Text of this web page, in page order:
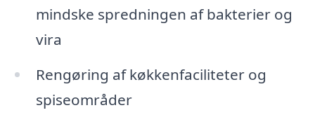
mindske spredningen af bakterier og
vira
Rengøring af køkkenfaciliteter og
spiseområder